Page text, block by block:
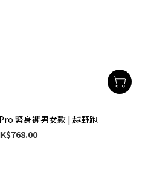
緊身褲男女款 | 越野跑